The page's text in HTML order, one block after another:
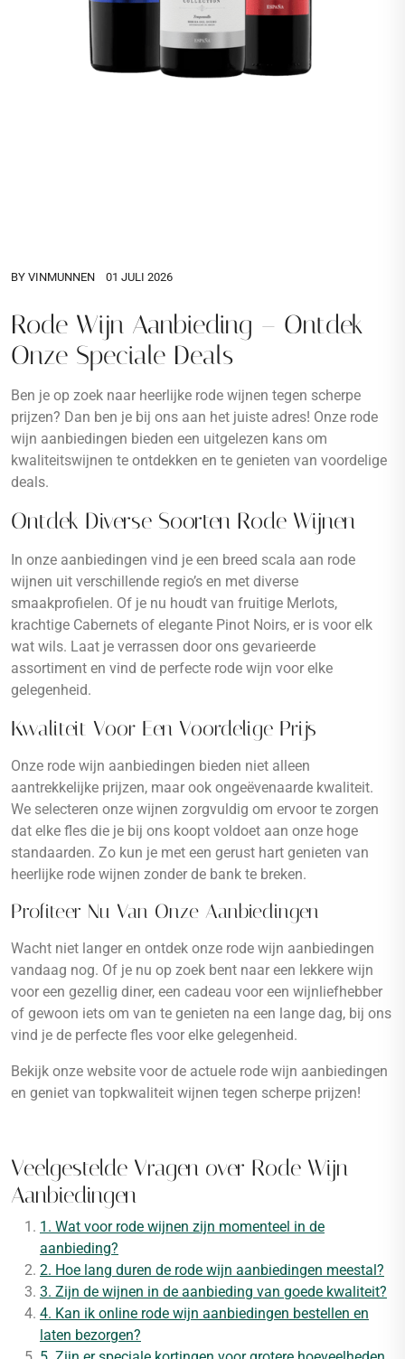
BY VINMUNNEN 01 JULI 2026
Rode Wijn Aanbieding – Ontdek
Onze Speciale Deals
Ben je op zoek naar heerlijke rode wijnen tegen scherpe
prijzen? Dan ben je bij ons aan het juiste adres! Onze rode
wijn aanbiedingen bieden een uitgelezen kans om
kwaliteitswijnen te ontdekken en te genieten van voordelige
deals.
Ontdek Diverse Soorten Rode Wijnen
In onze aanbiedingen vind je een breed scala aan rode
wijnen uit verschillende regio’s en met diverse
smaakprofielen. Of je nu houdt van fruitige Merlots,
krachtige Cabernets of elegante Pinot Noirs, er is voor elk
wat wils. Laat je verrassen door ons gevarieerde
assortiment en vind de perfecte rode wijn voor elke
gelegenheid.
Kwaliteit Voor Een Voordelige Prijs
Onze rode wijn aanbiedingen bieden niet alleen
aantrekkelijke prijzen, maar ook ongeëvenaarde kwaliteit.
We selecteren onze wijnen zorgvuldig om ervoor te zorgen
dat elke fles die je bij ons koopt voldoet aan onze hoge
standaarden. Zo kun je met een gerust hart genieten van
heerlijke rode wijnen zonder de bank te breken.
Profiteer Nu Van Onze Aanbiedingen
Wacht niet langer en ontdek onze rode wijn aanbiedingen
vandaag nog. Of je nu op zoek bent naar een lekkere wijn
voor een gezellig diner, een cadeau voor een wijnliefhebber
of gewoon iets om van te genieten na een lange dag, bij ons
vind je de perfecte fles voor elke gelegenheid.
Bekijk onze website voor de actuele rode wijn aanbiedingen
en geniet van topkwaliteit wijnen tegen scherpe prijzen!
Veelgestelde Vragen over Rode Wijn
Aanbiedingen
1. Wat voor rode wijnen zijn momenteel in de
aanbieding?
2. Hoe lang duren de rode wijn aanbiedingen meestal?
3. Zijn de wijnen in de aanbieding van goede kwaliteit?
4. Kan ik online rode wijn aanbiedingen bestellen en
laten bezorgen?